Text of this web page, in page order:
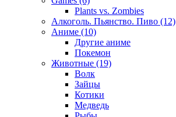
Plants vs. Zombies
Алкоголь. Пьянство. Пиво (12)
Аниме (10)
Другие аниме
Покемон
Животные (19)
Волк
Зайцы
Котики
Медведь